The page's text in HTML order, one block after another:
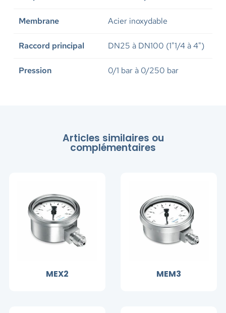
Membrane Acier inoxydable
Raccord principal DN25 à DN100 (1"1/4 à 4")
Pression 0/1 bar à 0/250 bar
Articles similaires ou
complémentaires
MEX2 MEM3